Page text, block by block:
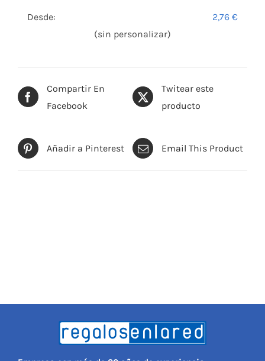
Compartir En
Facebook
Twitear este
producto
Añadir a Pinterest Email This Product
Desde: 2,76€
(sin personalizar)